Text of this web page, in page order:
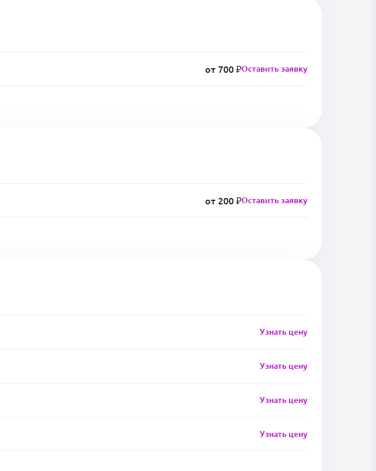
от 700 ₽Оставить заявку
от 200 ₽Оставить заявку
Узнать цену
Узнать цену
Узнать цену
Узнать цену